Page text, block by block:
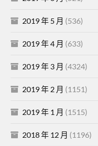
2019 年 5 月 (536)
2019 年 4 月 (633)
2019 年 3 月 (4324)
2019 年 2 月 (1151)
2019 年 1 月 (1515)
2018 年 12 月 (1196)